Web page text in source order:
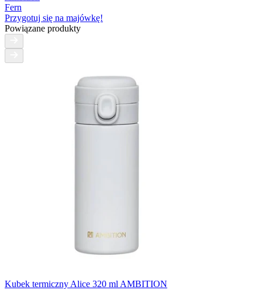
Fern
Przygotuj się na majówkę!
Powiązane produkty
Kubek termiczny Alice 320 ml AMBITION